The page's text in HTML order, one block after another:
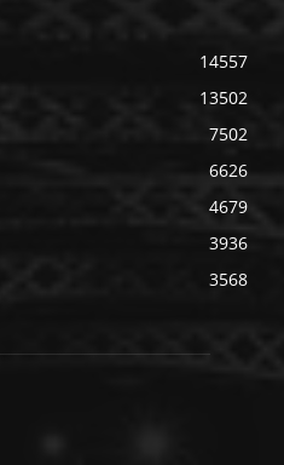
14557
13502
7502
6626
4679
3936
3568